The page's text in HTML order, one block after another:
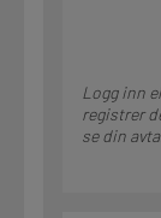
Logg inn
registrer
se din